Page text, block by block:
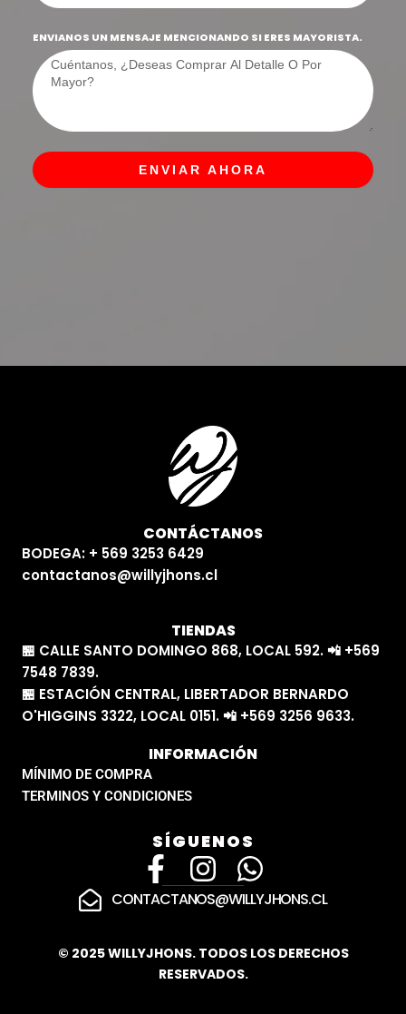
ENVIANOS UN MENSAJE MENCIONANDO SI ERES MAYORISTA.
ENVIAR AHORA
CONTÁCTANOS
BODEGA: + 569 3253 6429
contactanos@willyjhons.cl
TIENDAS
🏪 CALLE SANTO DOMINGO 868, LOCAL 592. 📲 +569
7548 7839.
🏪 ESTACIÓN CENTRAL, LIBERTADOR BERNARDO
O'HIGGINS 3322, LOCAL 0151. 📲 +569 3256 9633.
INFORMACIÓN
MÍNIMO DE COMPRA
TERMINOS Y CONDICIONES
SÍGUENOS
F
a
e
b
I
n
t
a
W
h
t
CONTACTANOS@WILLYJHONS.CL
© 2025 WILLYJHONS. TODOS LOS DERECHOS
RESERVADOS.